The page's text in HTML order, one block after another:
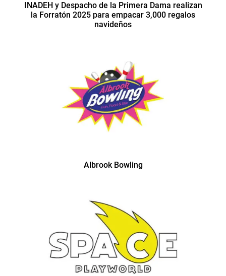
INADEH y Despacho de la Primera Dama realizan
la Forratón 2025 para empacar 3,000 regalos
navideños
Albrook Bowling